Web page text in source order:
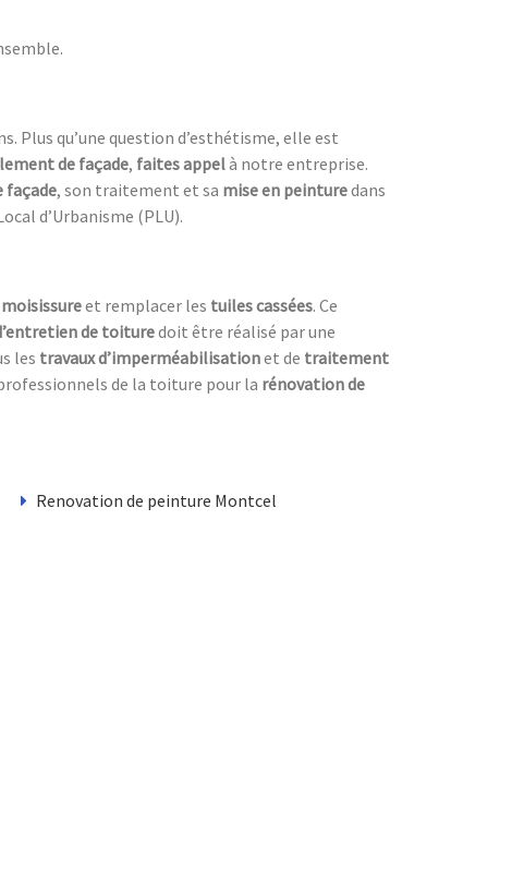
Plus qu’une question d’esthétisme, elle est
de façade, faites appelà notre entreprise.
façade, son traitement et sa mise en peinturedans
d’Urbanisme (PLU).
et remplacer les tuiles cassées. Ce
de toituredoit être réalisé par une
les travaux d’imperméabilisationet de traitement
de la toiture pour la rénovation de
Renovation de peinture Montcel